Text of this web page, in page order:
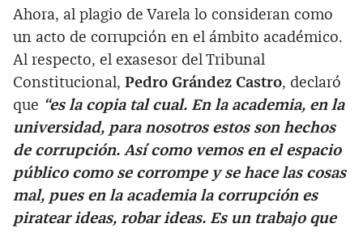
Ahora, al plagio de Varela lo consideran como
un acto de corrupción en el ámbito académico.
Al respecto, el exasesor del Tribunal
Constitucional, Pedro Grández Castro, declaró
que “es la copia tal cual. En la academia, en la
universidad, para nosotros estos son hechos
de corrupción. Así como vemos en el espacio
público como se corrompe y se hace las cosas
mal, pues en la academia la corrupción es
piratear ideas, robar ideas. Es un trabajo que